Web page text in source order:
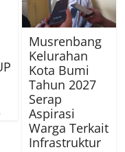
Musrenbang
Kelurahan
Kota Bumi
Tahun 2027
Serap
Aspirasi
Warga Terkait
Infrastruktur